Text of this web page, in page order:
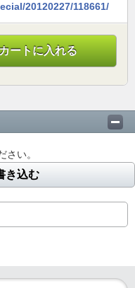
20120227/118661/
カートに入れる
さい。
き込む